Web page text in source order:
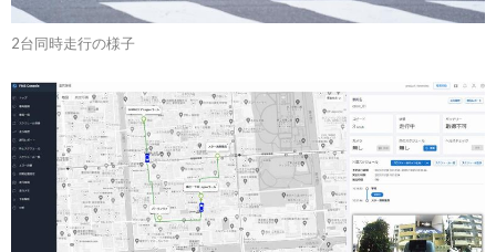
2台同時走行の様子